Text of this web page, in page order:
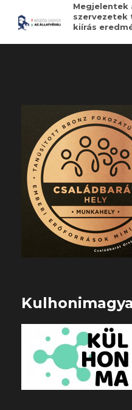
Megjelentek
szervezetek
kiírás